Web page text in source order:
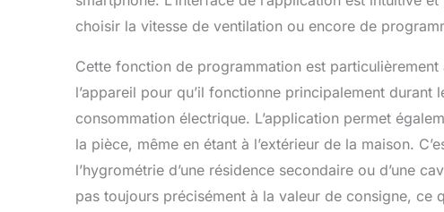
choisir la vitesse de ventilation ou encore de
Cette fonction de programmation est
l’appareil pour qu’il fonctionne principalement durant
consommation électrique. L’application permet
la pièce, même en étant à l’extérieur de la maison.
l’hygrométrie d’une résidence secondaire ou d’une
pas toujours précisément à la valeur de consigne, ce